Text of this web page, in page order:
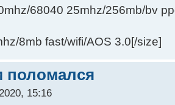
68040 25mhz/256mb/bv
8mb fast/wifi/AOS 3.0[/size]
поломался
15:16